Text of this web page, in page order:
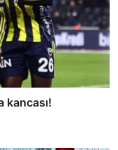
kancası!